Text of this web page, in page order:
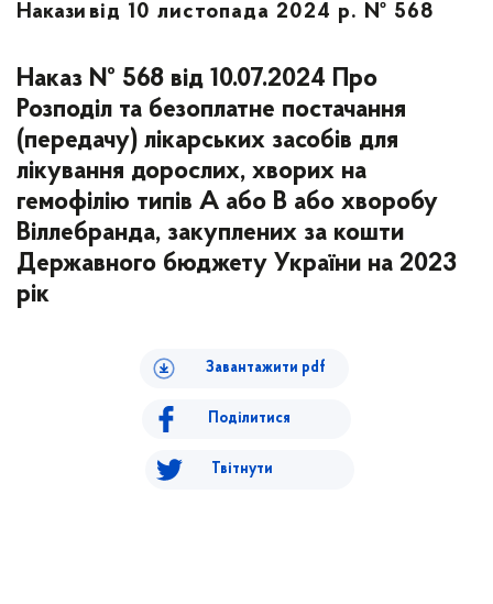
Накази від 10 листопада 2024 р. № 568
Наказ № 568 від 10.07.2024 Про
Розподіл та безоплатне постачання
(передачу) лікарських засобів для
лікування дорослих, хворих на
гемофілію типів А або В або хворобу
Віллебранда, закуплених за кошти
Державного бюджету України на 2023
рік
Завантажити pdf
Поділитися
Твітнути